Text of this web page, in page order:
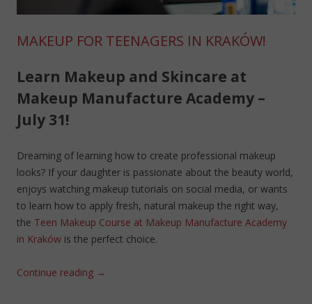
MAKEUP FOR TEENAGERS IN KRAKÓW!
Learn Makeup and Skincare at
Makeup Manufacture Academy –
July 31!
Dreaming of learning how to create professional makeup
looks? If your daughter is passionate about the beauty world,
enjoys watching makeup tutorials on social media, or wants
to learn how to apply fresh, natural makeup the right way,
the Teen Makeup Course at Makeup Manufacture Academy
in Kraków is the perfect choice.
Continue reading →